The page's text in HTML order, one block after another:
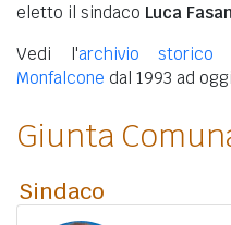
eletto il sindaco Luca Fasan
Vedi l'archivio storico
Monfalcone dal 1993 ad
Giunta
Sindaco